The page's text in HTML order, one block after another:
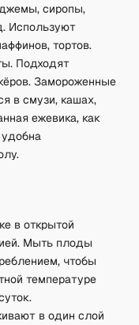
джемы, сиропы,
Используют
тортов.
Подходят
Замороженные
в смузи, кашах,
ежевика, как
удобна
в открытой
Мыть плоды
чтобы
температуре
в один слой